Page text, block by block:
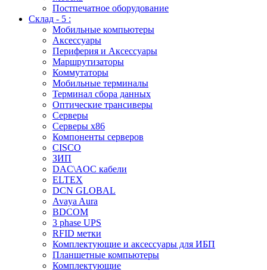
Постпечатное оборудование
Склад - 5 :
Мобильные компьютеры
Аксессуары
Периферия и Аксессуары
Маршрутизаторы
Коммутаторы
Мобильные терминалы
Терминал сбора данных
Оптические трансиверы
Серверы
Серверы x86
Компоненты серверов
CISCO
ЗИП
DAC\AOC кабели
ELTEX
DCN GLOBAL
Avaya Aura
BDCOM
3 phase UPS
RFID метки
Комплектующие и аксессуары для ИБП
Планшетные компьютеры
Комплектующие